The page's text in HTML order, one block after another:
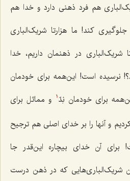
هم فرد ذهنی دارد و خدا هم
کند! ما هزارتا شریک‌الباری
شریک‌‌الباری در ذهنمان داریم، خدا
نرسیده است! این‌همه برای خودمان
برای خودمان نِدّ 1
و مماثل برای
و آنها را بر خدای اصلی هم ترجیح
آن خدای بیچاره این‌قدر جا
شریک‌الباری‌هایی که در ذهن درست